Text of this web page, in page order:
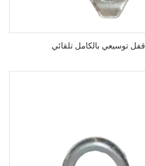
قفل توسيعي بالكامل تلقائي